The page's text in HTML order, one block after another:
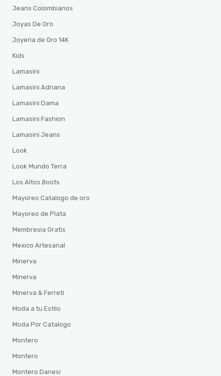
Jeans Colombianos
Joyas De Oro
Joyeria de Oro 14K
Kids
Lamasini
Lamasini Adriana
Lamasini Dama
Lamasini Fashion
Lamasini Jeans
Look
Look Mundo Terra
Los Altos Boots
Mayoreo Catalogo de oro
Mayoreo de Plata
Membresia Gratis
Mexico Artesanal
Minerva
Minerva
Minerva & Ferreti
Moda a tu Estilo
Moda Por Catalogo
Montero
Montero
Montero Danesi